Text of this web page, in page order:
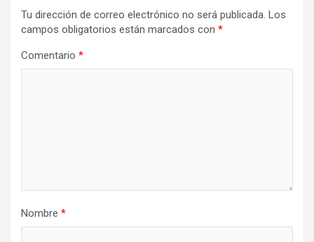
Tu dirección de correo electrónico no será publicada. Los
campos obligatorios están marcados con *
Comentario *
Nombre *